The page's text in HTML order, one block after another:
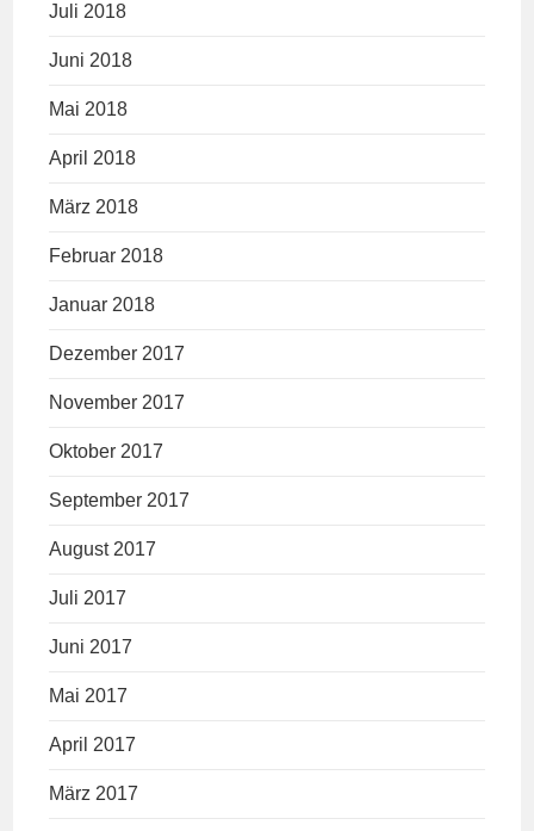
Juli 2018
Juni 2018
Mai 2018
April 2018
März 2018
Februar 2018
Januar 2018
Dezember 2017
November 2017
Oktober 2017
September 2017
August 2017
Juli 2017
Juni 2017
Mai 2017
April 2017
März 2017